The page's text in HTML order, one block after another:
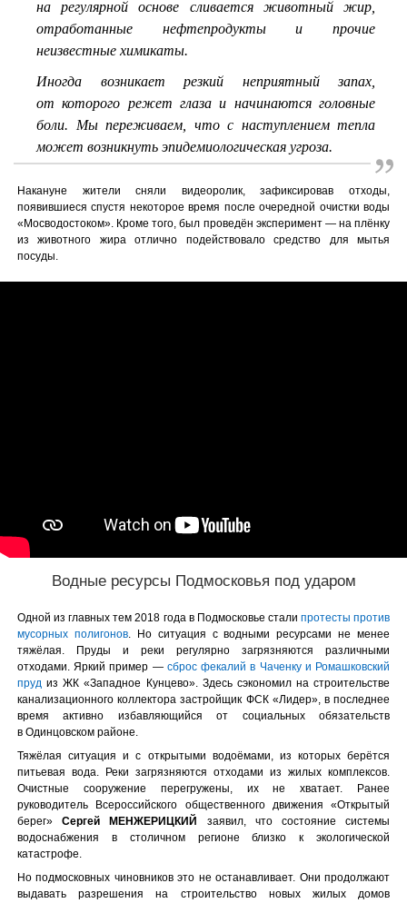
на регулярной основе сливается животный жир,
отработанные нефтепродукты и прочие
неизвестные химикаты.
Иногда возникает резкий неприятный запах,
от которого режет глаза и начинаются головные
боли. Мы переживаем, что с наступлением тепла
может возникнуть эпидемиологическая угроза.
Накануне жители сняли видеоролик, зафиксировав отходы,
появившиеся спустя некоторое время после очередной очистки воды
«Мосводостоком». Кроме того, был проведён эксперимент — на плёнку
из животного жира отлично подействовало средство для мытья
посуды.
Водные ресурсы Подмосковья под ударом
Одной из главных тем 2018 года в Подмосковье стали протесты против
мусорных полигонов. Но ситуация с водными ресурсами не менее
тяжёлая. Пруды и реки регулярно загрязняются различными
отходами. Яркий пример — сброс фекалий в Чаченку и Ромашковский
пруд из ЖК «Западное Кунцево». Здесь сэкономил на строительстве
канализационного коллектора застройщик ФСК «Лидер», в последнее
время активно избавляющийся от социальных обязательств
в Одинцовском районе.
Тяжёлая ситуация и с открытыми водоёмами, из которых берётся
питьевая вода. Реки загрязняются отходами из жилых комплексов.
Очистные сооружение перегружены, их не хватает. Ранее
руководитель Всероссийского общественного движения «Открытый
берег»Сергей МЕНЖЕРИЦКИЙ
заявил, что состояние системы
водоснабжения в столичном регионе близко к экологической
катастрофе.
Но подмосковных чиновников это не останавливает. Они продолжают
выдавать разрешения на строительство новых жилых домов